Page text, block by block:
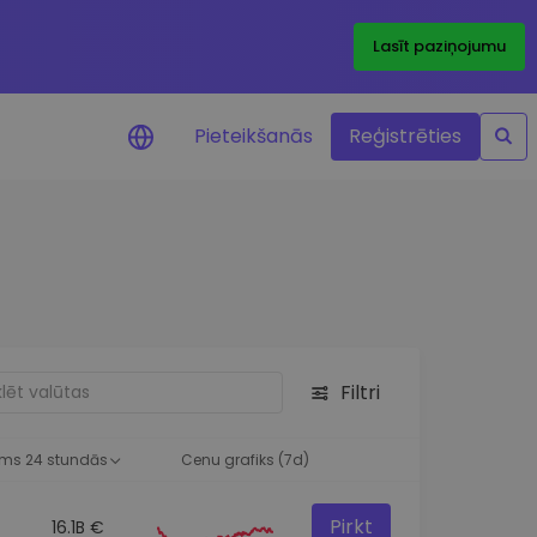
Lasīt paziņojumu
Pieteikšanās Reģistrēties
Filtri
24 stundās Cenu grafiks (7d)
16.1B € Pirkt